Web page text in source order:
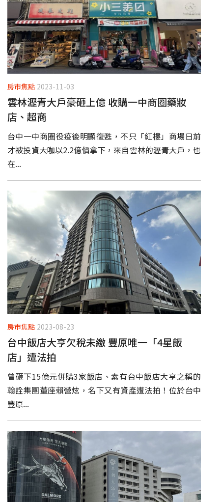
房市焦點 2023-11-03
雲林瀝青大戶豪砸上億 收購一中商圈藥妝
店、超商
台中一中商圈役疫後明顯復甦，不只「紅樓」商場日前
才被投資大咖以2.2億價拿下，來自雲林的瀝青大戶，也
在...
房市焦點 2023-08-23
台中飯店大亨欠稅未繳 豐原唯一「4星飯
店」遭法拍
曾砸下15億元併購3家飯店、素有台中飯店大亨之稱的
翰詮集團董座賴營炫，名下又有資產遭法拍！位於台中
豐原...